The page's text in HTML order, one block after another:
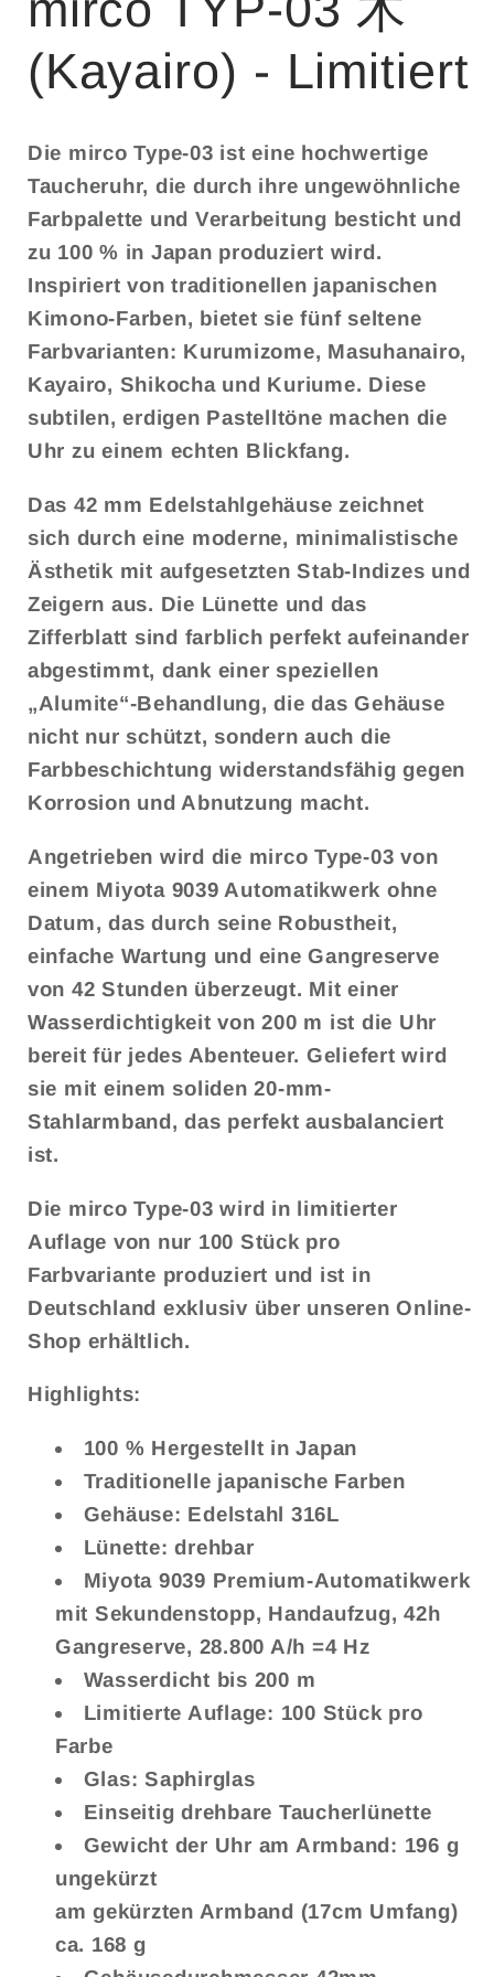
(Kayairo) - Limitiert
Die mirco Type-03 ist eine hochwertige
Taucheruhr, die durch ihre ungewöhnliche
Farbpalette und Verarbeitung besticht und
zu 100 % in Japan produziert wird.
Inspiriert von traditionellen japanischen
Kimono-Farben, bietet sie fünf seltene
Farbvarianten: Kurumizome, Masuhanairo,
Kayairo, Shikocha und Kuriume. Diese
subtilen, erdigen Pastelltöne machen die
Uhr zu einem echten Blickfang.
Das 42 mm Edelstahlgehäuse zeichnet
sich durch eine moderne, minimalistische
Ästhetik mit aufgesetzten Stab-Indizes und
Zeigern aus. Die Lünette und das
Zifferblatt sind farblich perfekt aufeinander
abgestimmt, dank einer speziellen
„Alumite“-Behandlung, die das Gehäuse
nicht nur schützt, sondern auch die
Farbbeschichtung widerstandsfähig gegen
Korrosion und Abnutzung macht.
Angetrieben wird die mirco Type-03 von
einem Miyota 9039 Automatikwerk ohne
Datum, das durch seine Robustheit,
einfache Wartung und eine Gangreserve
von 42 Stunden überzeugt. Mit einer
Wasserdichtigkeit von 200 m ist die Uhr
bereit für jedes Abenteuer. Geliefert wird
sie mit einem soliden 20-mm-
Stahlarmband, das perfekt ausbalanciert
ist.
Die mirco Type-03 wird in limitierter
Auflage von nur 100 Stück pro
Farbvariante produziert und ist in
Deutschland exklusiv über unseren Online-
Shop erhältlich.
Highlights:
100 % Hergestellt in Japan
Traditionelle japanische Farben
Gehäuse: Edelstahl 316L
Lünette: drehbar
Miyota 9039 Premium-Automatikwerk
mit Sekundenstopp, Handaufzug, 42h
Gangreserve, 28.800 A/h =4 Hz
Wasserdicht bis 200 m
Limitierte Auflage: 100 Stück pro
Farbe
Glas: Saphirglas
Einseitig drehbare Taucherlünette
Gewicht der Uhr am Armband: 196 g
ungekürzt
am gekürzten Armband (17cm Umfang)
ca. 168 g